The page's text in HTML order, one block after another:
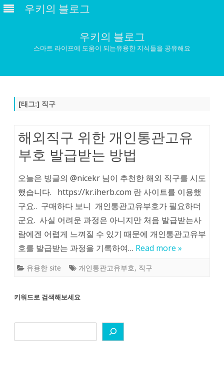
우키의 블로그
우키의 블로그
스마트 라이프에 도움이 되는유용한 지식들을 공유해요
[태그:] 직구
해외직구 위한 개인통관고유
부호 발급받는 방법
오늘은 빙글의 @nicekr 님이 추천한 해외 직구를 시도
했습니다. https://kr.iherb.com 란 사이트를 이용했
구요.. 구매하다 보니 개인통관고유부호가 필요하더
군요. 사실 어려운 과정은 아니지만 처음 발급받는사
람에겐 어렵게 느껴질 수 있기 때문에 개인통관고유부
호를 발급받는 과정을 기록하여… Read more »
유용한 site 개인통관고유부호, 직구
키워드로 검색해보세요